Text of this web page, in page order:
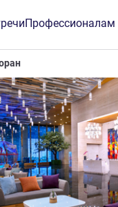
Профессионалам